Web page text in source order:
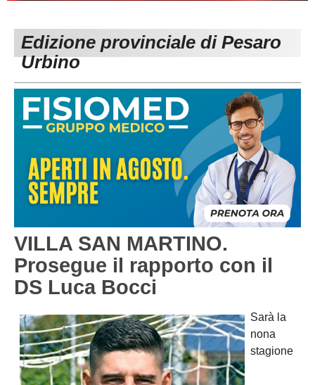
Carica la tua Rosa
1^ CATEGORIA
3^ CATEGORIA
GIOVANILI
Edizione provinciale di Pesaro
Urbino
VILLA SAN MARTINO.
Prosegue il rapporto con il
DS Luca Bocci
Sarà la
nona
stagione